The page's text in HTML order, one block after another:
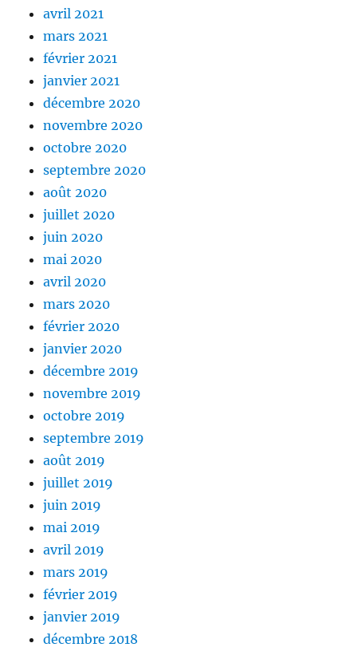
avril 2021
mars 2021
février 2021
janvier 2021
décembre 2020
novembre 2020
octobre 2020
septembre 2020
août 2020
juillet 2020
juin 2020
mai 2020
avril 2020
mars 2020
février 2020
janvier 2020
décembre 2019
novembre 2019
octobre 2019
septembre 2019
août 2019
juillet 2019
juin 2019
mai 2019
avril 2019
mars 2019
février 2019
janvier 2019
décembre 2018